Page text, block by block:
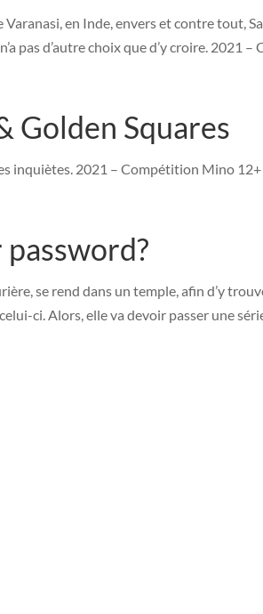
Varanasi, en Inde, envers et contre tout,
pas d’autre choix que d’y croire. 2021
Golden Squares
inquiètes. 2021 – Compétition Mino 12+
se rend dans un temple, afin d’y
ci. Alors, elle va devoir passer une